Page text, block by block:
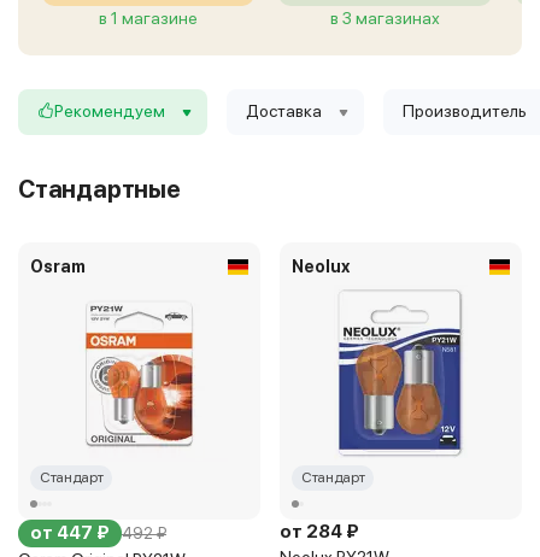
в 1 магазине
в 3 магазинах
Рекомендуем Доставка Производитель
Стандартные
Osram
Стандарт
от 447 ₽ 492 ₽
Neolux
Стандарт
от 284 ₽